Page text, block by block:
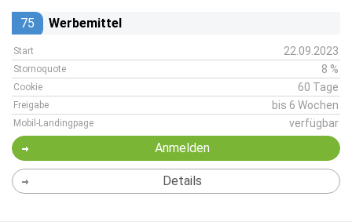
75 Werbemittel
Start 22.09.2023
Stornoquote 8 %
Cookie 60 Tage
Freigabe bis 6 Wochen
Mobil-Landingpage verfügbar
Anmelden
Details